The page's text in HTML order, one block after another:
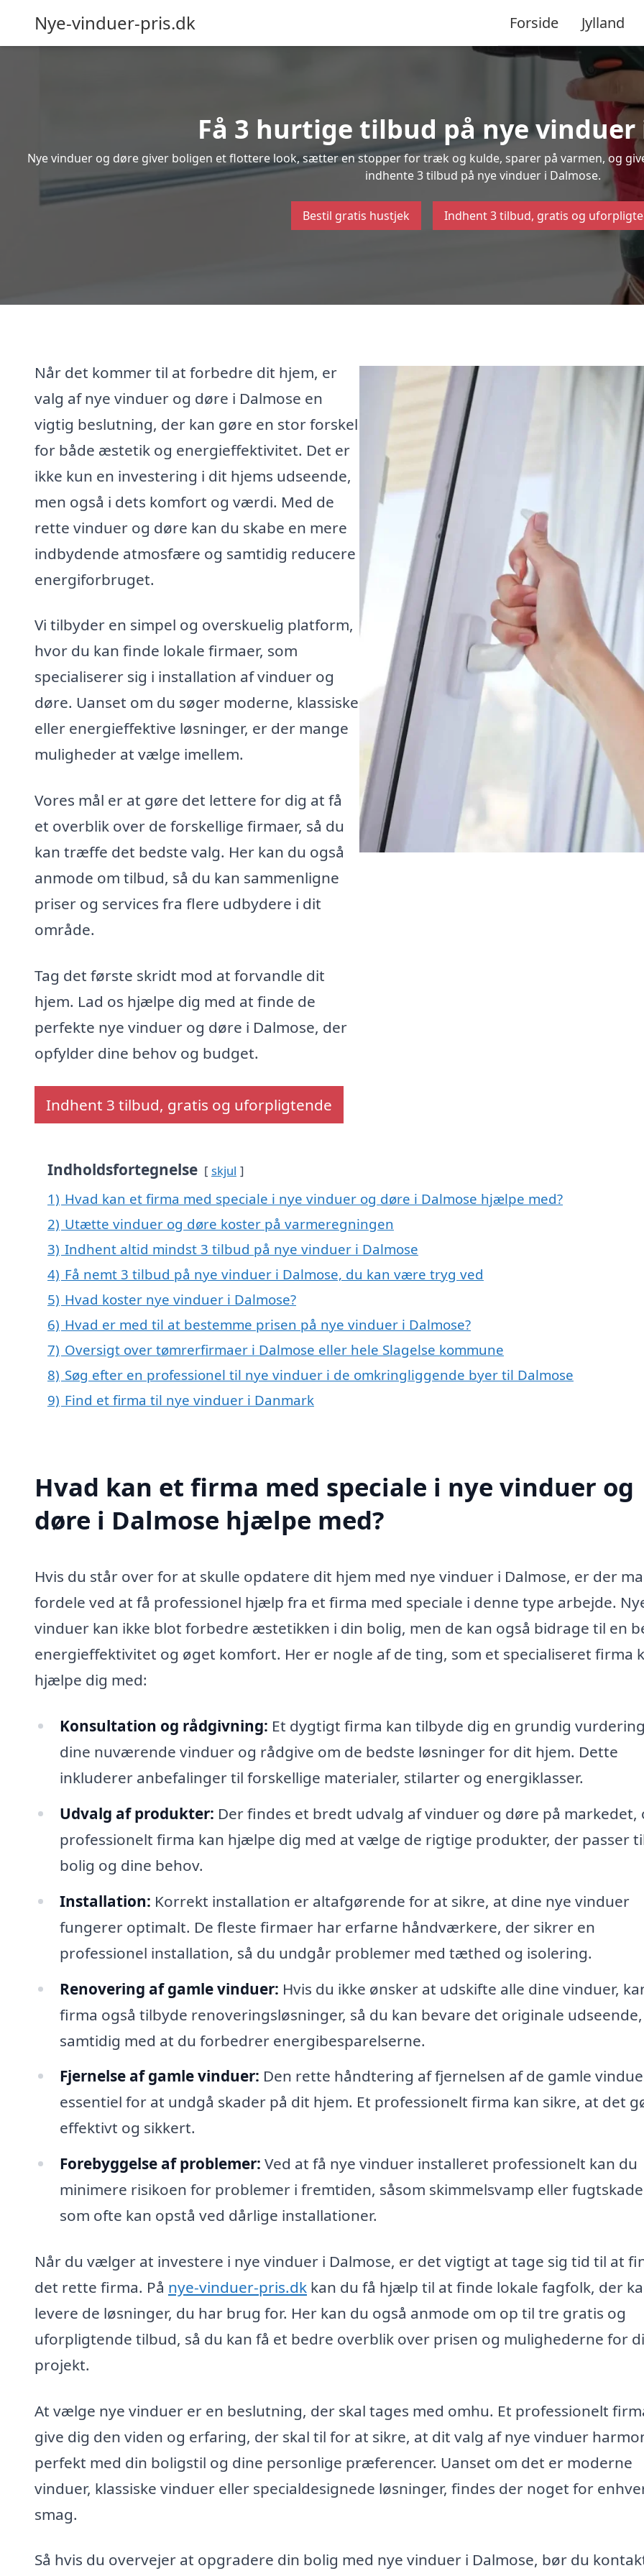
Nye-vinduer-pris.dk Forside Jylland
Få 3 hurtige tilbud på nye vinduer
Nye vinduer og døre giver boligen et flottere look, sætter en stopper for træk og kulde, sparer på varmen, og
indhente 3 tilbud på nye vinduer i Dalmose.
Bestil gratis hustjek Indhent 3 tilbud, gratis og
Når det kommer til at forbedre dit hjem, er
valg af nye vinduer og døre i Dalmose en
vigtig beslutning, der kan gøre en stor forskel
for både æstetik og energieffektivitet. Det er
ikke kun en investering i dit hjems udseende,
men også i dets komfort og værdi. Med de
rette vinduer og døre kan du skabe en mere
indbydende atmosfære og samtidig reducere
energiforbruget.
Vi tilbyder en simpel og overskuelig platform,
hvor du kan finde lokale firmaer, som
specialiserer sig i installation af vinduer og
døre. Uanset om du søger moderne, klassiske
eller energieffektive løsninger, er der mange
muligheder at vælge imellem.
Vores mål er at gøre det lettere for dig at få
et overblik over de forskellige firmaer, så du
kan træffe det bedste valg. Her kan du også
anmode om tilbud, så du kan sammenligne
priser og services fra flere udbydere i dit
område.
Tag det første skridt mod at forvandle dit
hjem. Lad os hjælpe dig med at finde de
perfekte nye vinduer og døre i Dalmose, der
opfylder dine behov og budget.
Indhent 3 tilbud, gratis og uforpligtende
Indholdsfortegnelse skjul
1) Hvad kan et firma med speciale i nye vinduer og døre i Dalmose hjælpe med?
2) Utætte vinduer og døre koster på varmeregningen
3) Indhent altid mindst 3 tilbud på nye vinduer i Dalmose
4) Få nemt 3 tilbud på nye vinduer i Dalmose, du kan være tryg ved
5) Hvad koster nye vinduer i Dalmose?
6) Hvad er med til at bestemme prisen på nye vinduer i Dalmose?
7) Oversigt over tømrerfirmaer i Dalmose eller hele Slagelse kommune
8) Søg efter en professionel til nye vinduer i de omkringliggende byer til Dalmose
9) Find et firma til nye vinduer i Danmark
Hvad kan et firma med speciale i nye vinduer og
døre i Dalmose hjælpe med?
Hvis du står over for at skulle opdatere dit hjem med nye vinduer i Dalmose, er der
fordele ved at få professionel hjælp fra et firma med speciale i denne type arbejde.
vinduer kan ikke blot forbedre æstetikken i din bolig, men de kan også bidrage til en
energieffektivitet og øget komfort. Her er nogle af de ting, som et specialiseret firma
hjælpe dig med:
Konsultation og rådgivning: Et dygtigt firma kan tilbyde dig en grundig
dine nuværende vinduer og rådgive om de bedste løsninger for dit hjem. Dette
inkluderer anbefalinger til forskellige materialer, stilarter og energiklasser.
Udvalg af produkter: Der findes et bredt udvalg af vinduer og døre på markedet,
professionelt firma kan hjælpe dig med at vælge de rigtige produkter, der passer
bolig og dine behov.
Installation: Korrekt installation er altafgørende for at sikre, at dine nye vinduer
fungerer optimalt. De fleste firmaer har erfarne håndværkere, der sikrer en
professionel installation, så du undgår problemer med tæthed og isolering.
Renovering af gamle vinduer: Hvis du ikke ønsker at udskifte alle dine vinduer,
firma også tilbyde renoveringsløsninger, så du kan bevare det originale udseende,
samtidig med at du forbedrer energibesparelserne.
Fjernelse af gamle vinduer: Den rette håndtering af fjernelsen af de gamle
essentiel for at undgå skader på dit hjem. Et professionelt firma kan sikre, at det
effektivt og sikkert.
Forebyggelse af problemer: Ved at få nye vinduer installeret professionelt kan du
minimere risikoen for problemer i fremtiden, såsom skimmelsvamp eller
som ofte kan opstå ved dårlige installationer.
Når du vælger at investere i nye vinduer i Dalmose, er det vigtigt at tage sig tid til at
det rette firma. På nye-vinduer-pris.dk kan du få hjælp til at finde lokale fagfolk, der
levere de løsninger, du har brug for. Her kan du også anmode om op til tre gratis og
uforpligtende tilbud, så du kan få et bedre overblik over prisen og mulighederne for
projekt.
At vælge nye vinduer er en beslutning, der skal tages med omhu. Et professionelt
give dig den viden og erfaring, der skal til for at sikre, at dit valg af nye vinduer
perfekt med din boligstil og dine personlige præferencer. Uanset om det er moderne
vinduer, klassiske vinduer eller specialdesignede løsninger, findes der noget for
smag.
Så hvis du overvejer at opgradere din bolig med nye vinduer i Dalmose, bør du